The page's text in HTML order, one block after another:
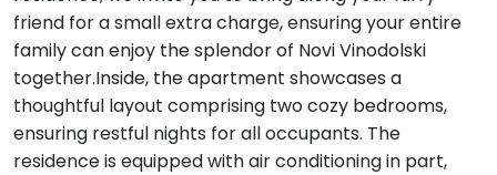
friend for a small extra charge, ensuring your entire
family can enjoy the splendor of Novi Vinodolski
together.Inside, the apartment showcases a
thoughtful layout comprising two cozy bedrooms,
ensuring restful nights for all occupants. The
residence is equipped with air conditioning in part,